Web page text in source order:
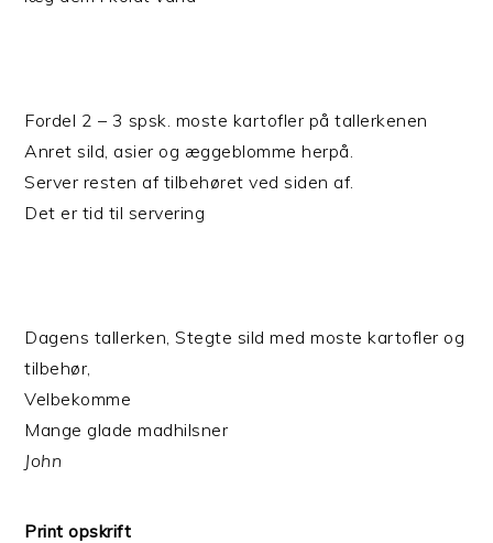
Fordel 2 – 3 spsk. moste kartofler på tallerkenen
Anret sild, asier og æggeblomme herpå.
Server resten af tilbehøret ved siden af.
Det er tid til servering
Dagens tallerken, Stegte sild med moste kartofler og
tilbehør,
Velbekomme
Mange glade madhilsner
John
Print opskrift